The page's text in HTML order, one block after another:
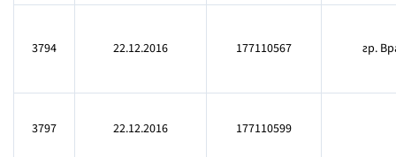
3794 22.12.2016 177110567 гр.
3797 22.12.2016 177110599